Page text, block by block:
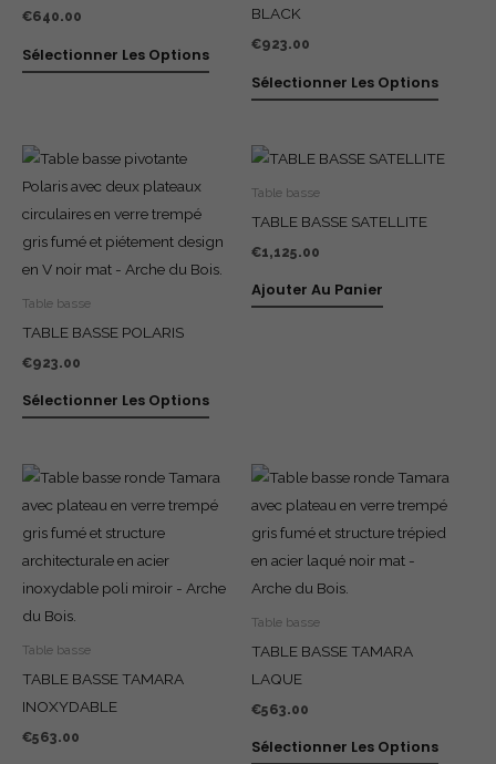
€640.00
Sélectionner Les Options
BLACK
€923.00
Sélectionner Les Options
Table basse
TABLE BASSE POLARIS
€923.00
Sélectionner Les Options
Table basse
TABLE BASSE SATELLITE
€1,125.00
Ajouter Au Panier
Table basse
TABLE BASSE TAMARA
INOXYDABLE
€563.00
Table basse
TABLE BASSE TAMARA
LAQUE
€563.00
Sélectionner Les Options